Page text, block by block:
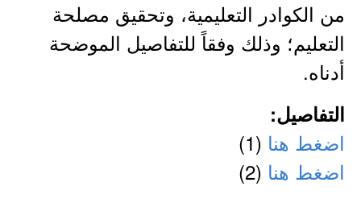
من الكوادر التعليمية، وتحقيق مصلحة
التعليم؛ وذلك وفقاً للتفاصيل الموضحة
أدناه.
التفاصيل:
اضغط هنا (1)
اضغط هنا (2)